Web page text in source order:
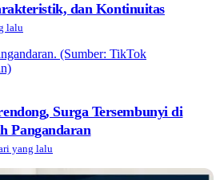
dan Kontinuitas
lalu
Surga Tersembunyi di
Pangandaran
yang lalu